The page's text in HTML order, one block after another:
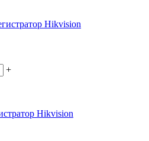
Hikvision
+
Hikvision